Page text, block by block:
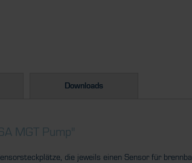
Downloads
MGT Pump"
die jeweils einen Sensor für